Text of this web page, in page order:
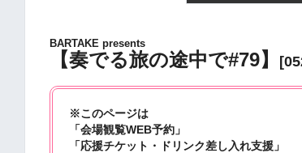
BARTAKE presents
【奏でる旅の途中で#79】
※このページは
「会場観覧WEB予約」
「応援チケット・ドリンク差し入れ支援」